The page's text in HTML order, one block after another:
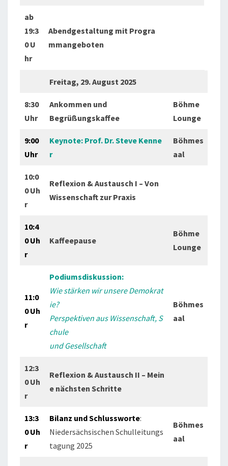
ab
19:3
0 U
hr
Abendgestaltung mit Progra
mmangeboten
Freitag, 29. August 2025
8:30
Uhr
Ankommen und
Begrüßungskaffee
Böhme
Lounge
9:00
Uhr
Keynote: Prof. Dr. Steve Kenne
r
Böhmes
aal
10:0
0 Uh
r
Reflexion & Austausch I – Von
Wissenschaft zur Praxis
10:4
0 Uh
r
Kaffeepause
Böhme
Lounge
11:0
0 Uh
r
Podiumsdiskussion:
Wie stärken wir unsere Demokrat
ie?
Perspektiven aus Wissenschaft, S
chule
und Gesellschaft
Böhmes
aal
12:3
0 Uh
r
Reflexion & Austausch II – Mein
e nächsten Schritte
13:3
0 Uh
r
Bilanz undSchlussworte:
Niedersächsischen Schulleitungs
tagung 2025
Böhmes
aal